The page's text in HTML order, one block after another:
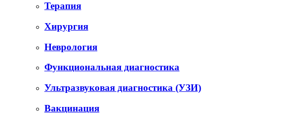
Терапия
Хирургия
Неврология
Функциональная диагностика
Ультразвуковая диагностика (УЗИ)
Вакцинация